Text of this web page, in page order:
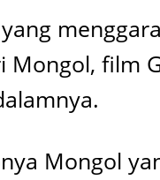
film
Mongol